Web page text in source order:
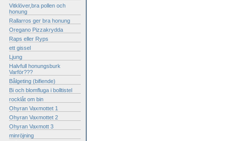
Vitklöver,bra pollen och
honung
Rallarros ger bra honung
Oregano Pizzakrydda
Raps eller Ryps
ett gissel
Ljung
Halvfull honungsburk
Varför???
Bålgeting (bifiende)
Bi och blomfluga i bolltistel
rocklåt om bin
Ohyran Vaxmottet 1
Ohyran Vaxmottet 2
Ohyran Vaxmott 3
minröjning